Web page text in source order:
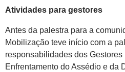
Atividades para gestores
Antes da palestra para a
Mobilização teve início com a
responsabilidades dos
Enfrentamento do Assédio e da